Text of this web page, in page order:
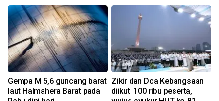
Gempa M 5,6 guncang barat
laut Halmahera Barat pada
Zikir dan Doa Kebangsaan
diikuti 100 ribu peserta,